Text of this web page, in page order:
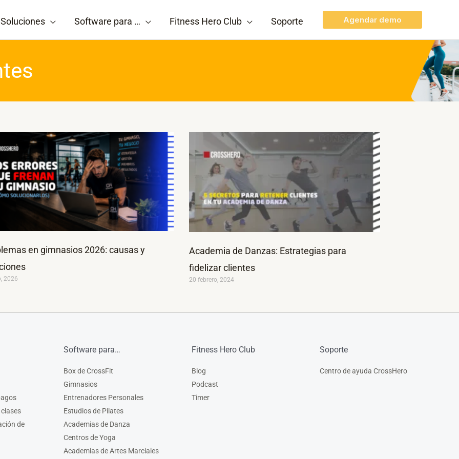
Soluciones Software para … Fitness Hero Club Soporte Agendar demo
en gimnasios 2026: causas y
2026
Academia de Danzas: Estrategias para
fidelizar clientes
20 febrero, 2024
de
Software para…
Box de CrossFit
Gimnasios
Entrenadores Personales
Estudios de Pilates
Academias de Danza
Centros de Yoga
Academias de Artes Marciales
Fitness Hero Club
Blog
Podcast
Timer
Soporte
Centro de ayuda CrossHero